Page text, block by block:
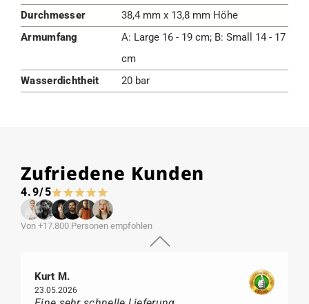
Durchmesser
38,4 mm x 13,8 mm Höhe
Armumfang
A: Large 16 - 19 cm; B: Small 14 - 17
cm
Wasserdichtheit
20 bar
Zufriedene Kunden
4.9/5
Von +17.800 Personen empfohlen
Kurt M.
23.05.2026